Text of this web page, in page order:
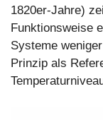
1820er-Jahre)
Funktionsweise
Systeme
Prinzip als